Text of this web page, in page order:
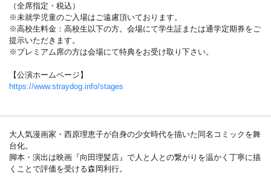
（全席指定・税込）
※未就学児童のご入場はご遠慮頂いております。
※高校生料金：高校生以下の方。会場にて学生証または通学定期券をご
提示いただきます。
※プレミアム席の方は会場にて特典をお受け取り下さい。
【公演ホームページ】
https://www.straydog.info/stages
大人気漫画家・西原理恵子が自身の少女時代を描いた同名コミックを舞
台化。
脚本・演出は映画『向田理髪店』で人と人との繋がりを温かく丁寧に描
くことで評価を受ける森岡利行。